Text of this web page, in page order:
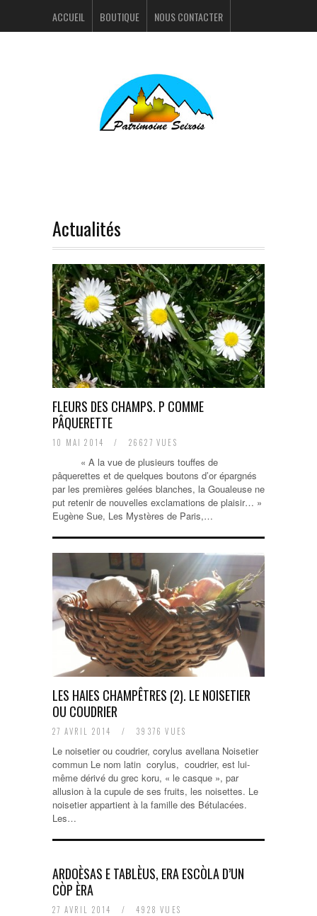
ACCUEIL BOUTIQUE NOUS CONTACTER
Actualités
FLEURS DES CHAMPS. P COMME
PÂQUERETTE
10 MAI 2014 / 26627 VUES
« A la vue de plusieurs touffes de
pâquerettes et de quelques boutons d’or épargnés
par les premières gelées blanches, la Goualeuse ne
put retenir de nouvelles exclamations de plaisir… »
Eugène Sue, Les Mystères de Paris,…
LES HAIES CHAMPÊTRES (2). LE NOISETIER
OU COUDRIER
27 AVRIL 2014 / 39376 VUES
Le noisetier ou coudrier, corylus avellana Noisetier
commun Le nom latin corylus, coudrier, est lui-
même dérivé du grec koru, « le casque », par
allusion à la cupule de ses fruits, les noisettes. Le
noisetier appartient à la famille des Bétulacées.
Les…
ARDOÈSAS E TABLÈUS, ERA ESCÒLA D’UN
CÒP ÈRA
27 AVRIL 2014 / 4928 VUES